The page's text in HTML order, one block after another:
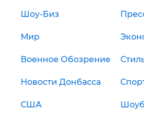
Шоу-Биз
Мир
Военное Обозрение
Новости Донбасса
США